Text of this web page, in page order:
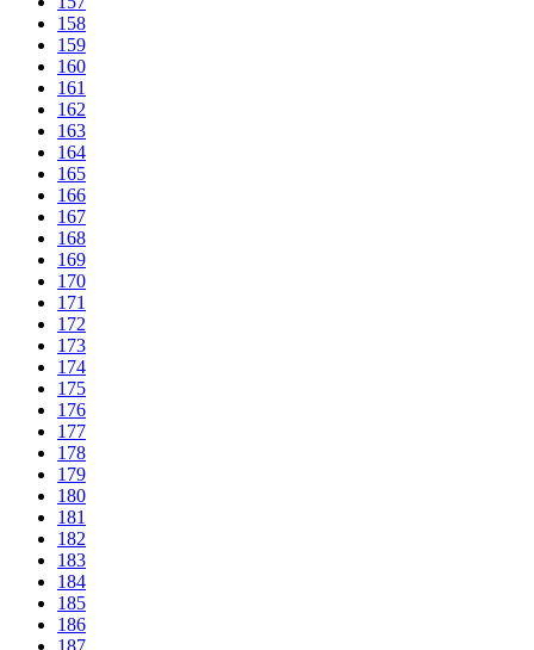
158
159
160
161
162
163
164
165
166
167
168
169
170
171
172
173
174
175
176
177
178
179
180
181
182
183
184
185
186
187